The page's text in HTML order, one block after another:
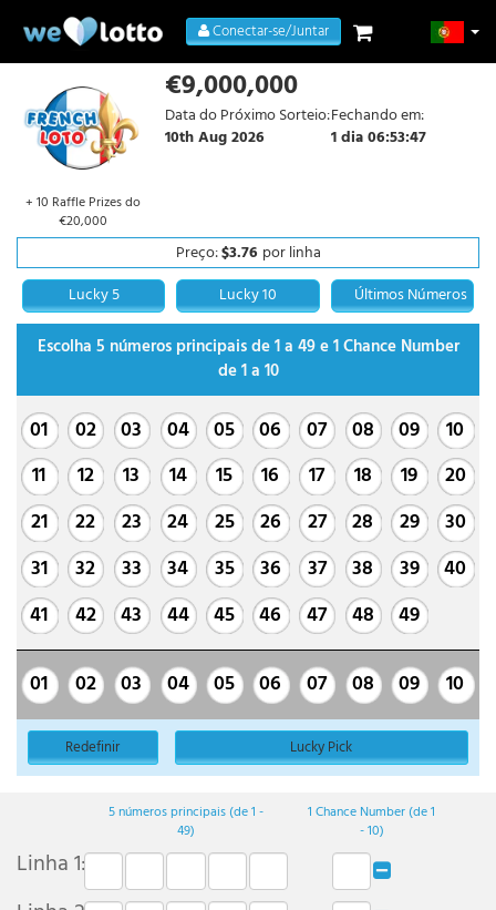
Conectar-se/Juntar
+ 10 Raffle Prizes do
€20,000
€9,000,000
Data do Próximo Sorteio:
10th Aug 2026
Fechando em:
1 dia 06:53:47
Preço:$3.76 por linha
Lucky 5
Lucky 10 Últimos Números
Escolha 5 números principais de 1 a 49 e 1 Chance Number
de 1 a 10
01 02 03 04 05 06 07 08 09
10
11
12 13 14 15 16 17 18 19
20
21
22 23 24 25 26 27 28 29
30
31
32 33 34 35 36 37 38 39
40
41
42 43 44 45 46 47 48 49
01 02 03 04 05 06 07 08 09 10
Redefinir Lucky Pick
5 númerosprincipais(de 1 -
49)
1 Chance Number (de 1
- 10)
Linha1: